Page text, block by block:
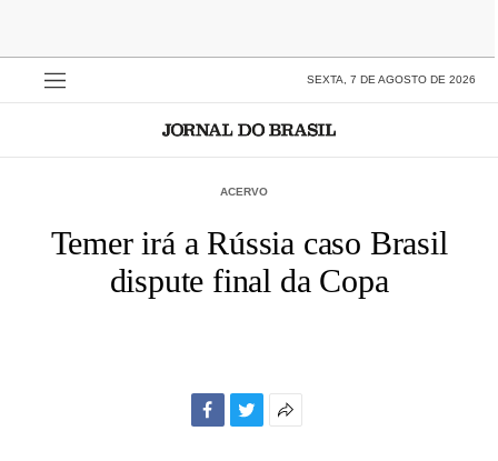
SEXTA, 7 DE AGOSTO DE 2026
ACERVO
Temer irá a Rússia caso Brasil
dispute final da Copa